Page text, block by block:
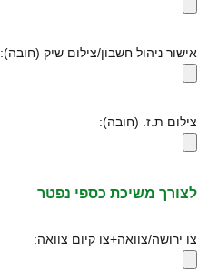
אישור ניהול חשבון/צילום שיק (חובה):
צילום ת.ז. (חובה):
לצורך משיכת כספי נפטר
צו ירושה/צוואה+צו קיום צוואה: